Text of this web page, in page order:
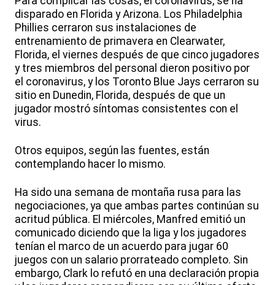
disparado en Florida y Arizona. Los Philadelphia
Phillies cerraron sus instalaciones de
entrenamiento de primavera en Clearwater,
Florida, el viernes después de que cinco jugadores
y tres miembros del personal dieron positivo por
el coronavirus, y los Toronto Blue Jays cerraron su
sitio en Dunedin, Florida, después de que un
jugador mostró síntomas consistentes con el
virus.
Otros equipos, según las fuentes, están
contemplando hacer lo mismo.
Ha sido una semana de montaña rusa para las
negociaciones, ya que ambas partes continúan su
acritud pública. El miércoles, Manfred emitió un
comunicado diciendo que la liga y los jugadores
tenían el marco de un acuerdo para jugar 60
juegos con un salario prorrateado completo. Sin
embargo, Clark lo refutó en una declaración propia